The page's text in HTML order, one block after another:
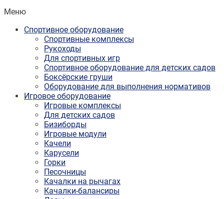
Меню
Спортивное оборудование
Спортивные комплексы
Рукоходы
Для спортивных игр
Спортивное оборудование для детских садов
Боксёрские груши
Оборудование для выполнения нормативов
Игровое оборудование
Игровые комплексы
Для детских садов
Бизиборды
Игровые модули
Качели
Карусели
Горки
Песочницы
Качалки на рычагах
Качалки-балансиры